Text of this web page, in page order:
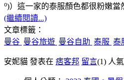
⁰)）這一家的泰服顏色都很粉嫩
(繼續閱讀...)
文章標籤：
曼谷 曼谷旅遊 曼谷自助 泰服 泰
安妮貓 發表在 痞客邦 留言(1) 人